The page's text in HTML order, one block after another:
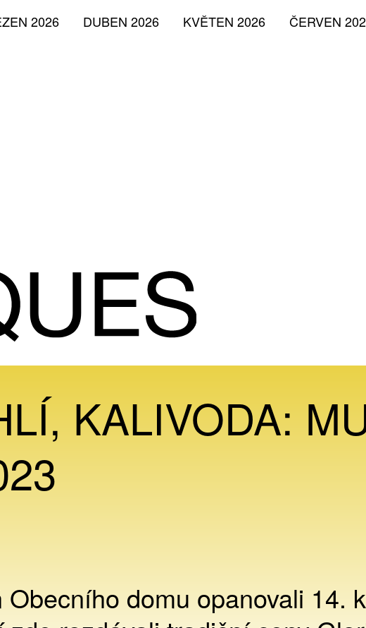
ČERVEN
KVĚTEN 2026
DUBEN 2026
2026
KALIVODA:
domu opanovali 14.